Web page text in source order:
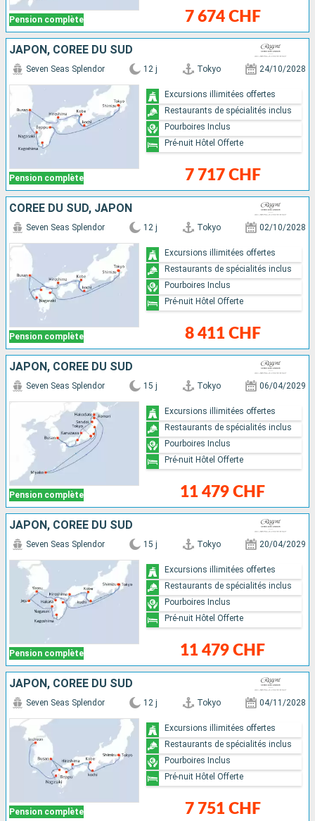
Pension complète 7 674 CHF
JAPON, CORÉE DU SUD
Pension complète
Seven Seas Splendor 12 j Tokyo 24/10/2028
7 717 CHF
Excursions illimitées offertes
Restaurants de spécialités inclus
Pourboires Inclus
Pré-nuit Hôtel Offerte
CORÉE DU SUD, JAPON
Pension complète
Seven Seas Splendor 12 j Tokyo 02/10/2028
8 411 CHF
Excursions illimitées offertes
Restaurants de spécialités inclus
Pourboires Inclus
Pré-nuit Hôtel Offerte
JAPON, CORÉE DU SUD
Pension complète
Seven Seas Splendor 15 j Tokyo 06/04/2029
11 479 CHF
Excursions illimitées offertes
Restaurants de spécialités inclus
Pourboires Inclus
Pré-nuit Hôtel Offerte
JAPON, CORÉE DU SUD
Pension complète
Seven Seas Splendor 15 j Tokyo 20/04/2029
11 479 CHF
Excursions illimitées offertes
Restaurants de spécialités inclus
Pourboires Inclus
Pré-nuit Hôtel Offerte
JAPON, CORÉE DU SUD
Pension complète
Seven Seas Splendor 12 j Tokyo 04/11/2028
7 751 CHF
Excursions illimitées offertes
Restaurants de spécialités inclus
Pourboires Inclus
Pré-nuit Hôtel Offerte